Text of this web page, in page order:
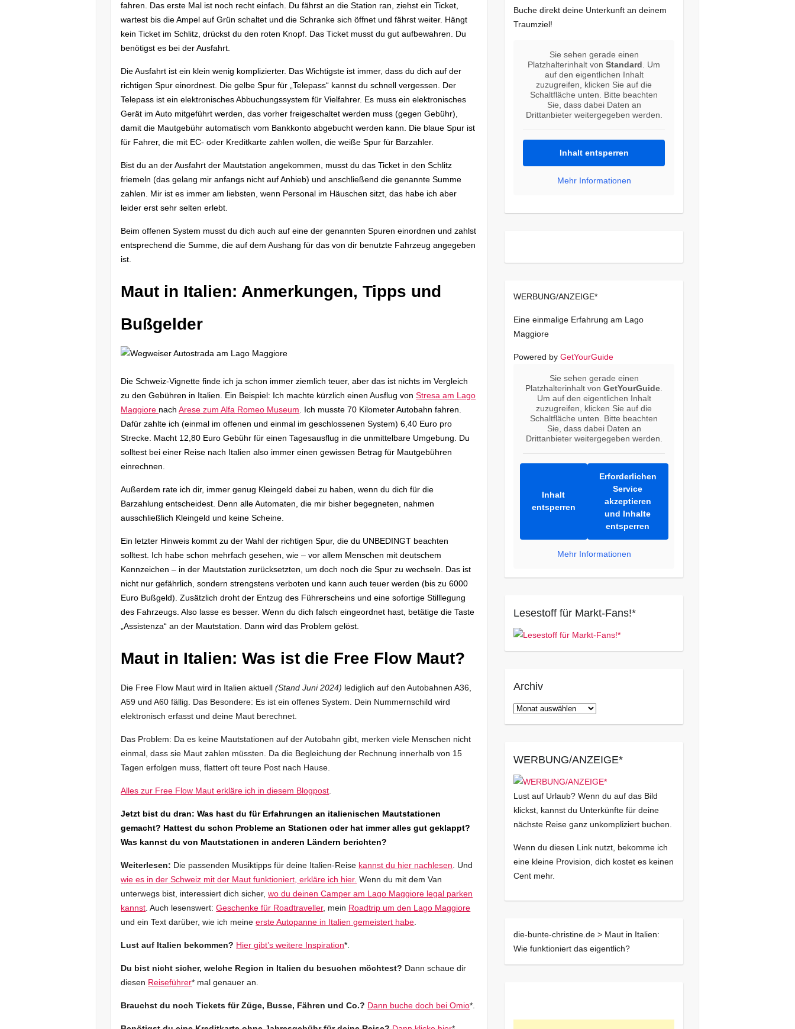
fahren. Das erste Mal ist noch recht einfach. Du fährst an die Station ran, ziehst ein Ticket,
wartest bis die Ampel auf Grün schaltet und die Schranke sich öffnet und fährst weiter. Hängt
kein Ticket im Schlitz, drückst du den roten Knopf. Das Ticket musst du gut aufbewahren. Du
benötigst es bei der Ausfahrt.
Die Ausfahrt ist ein klein wenig komplizierter. Das Wichtigste ist immer, dass du dich auf der
richtigen Spur einordnest. Die gelbe Spur für „Telepass“ kannst du schnell vergessen. Der
Telepass ist ein elektronisches Abbuchungssystem für Vielfahrer. Es muss ein elektronisches
Gerät im Auto mitgeführt werden, das vorher freigeschaltet werden muss (gegen Gebühr),
damit die Mautgebühr automatisch vom Bankkonto abgebucht werden kann. Die blaue Spur ist
für Fahrer, die mit EC- oder Kreditkarte zahlen wollen, die weiße Spur für Barzahler.
Bist du an der Ausfahrt der Mautstation angekommen, musst du das Ticket in den Schlitz
friemeln (das gelang mir anfangs nicht auf Anhieb) und anschließend die genannte Summe
zahlen. Mir ist es immer am liebsten, wenn Personal im Häuschen sitzt, das habe ich aber
leider erst sehr selten erlebt.
Beim offenen System musst du dich auch auf eine der genannten Spuren einordnen und zahlst
entsprechend die Summe, die auf dem Aushang für das von dir benutzte Fahrzeug angegeben
ist.
Maut in Italien: Anmerkungen, Tipps und
Bußgelder
Die Schweiz-Vignette finde ich ja schon immer ziemlich teuer, aber das ist nichts im Vergleich
zu den Gebühren in Italien. Ein Beispiel: Ich machte kürzlich einen Ausflug vonStresa am Lago
Maggiore nachArese zum Alfa Romeo Museum . Ich musste 70 Kilometer Autobahn fahren.
Dafür zahlte ich (einmal im offenen und einmal im geschlossenen System) 6,40 Euro pro
Strecke. Macht 12,80 Euro Gebühr für einen Tagesausflug in die unmittelbare Umgebung. Du
solltest bei einer Reise nach Italien also immer einen gewissen Betrag für Mautgebühren
einrechnen.
Außerdem rate ich dir, immer genug Kleingeld dabei zu haben, wenn du dich für die
Barzahlung entscheidest. Denn alle Automaten, die mir bisher begegneten, nahmen
ausschließlich Kleingeld und keine Scheine.
Ein letzter Hinweis kommt zu der Wahl der richtigen Spur, die du UNBEDINGT beachten
solltest. Ich habe schon mehrfach gesehen, wie – vor allem Menschen mit deutschem
Kennzeichen – in der Mautstation zurücksetzten, um doch noch die Spur zu wechseln. Das ist
nicht nur gefährlich, sondern strengstens verboten und kann auch teuer werden (bis zu 6000
Euro Bußgeld). Zusätzlich droht der Entzug des Führerscheins und eine sofortige Stilllegung
des Fahrzeugs. Also lasse es besser. Wenn du dich falsch eingeordnet hast, betätige die Taste
„Assistenza“ an der Mautstation. Dann wird das Problem gelöst.
Maut in Italien: Was ist die Free Flow Maut?
Die Free Flow Maut wird in Italien aktuell(Stand Juni 2024) lediglich auf den Autobahnen A36,
A59 und A60 fällig. Das Besondere: Es ist ein offenes System. Dein Nummernschild wird
elektronisch erfasst und deine Maut berechnet.
Das Problem: Da es keine Mautstationen auf der Autobahn gibt, merken viele Menschen nicht
einmal, dass sie Maut zahlen müssten. Da die Begleichung der Rechnung innerhalb von 15
Tagen erfolgen muss, flattert oft teure Post nach Hause.
Alles zur Free Flow Maut erkläre ich in diesem Blogpost
Jetzt bist du dran: Was hast du für Erfahrungen an italienischen Mautstationen
gemacht? Hattest du schon Probleme an Stationen oder hat immer alles gut geklappt?
Was kannst du von Mautstationen in anderen Ländern berichten?
Weiterlesen: Die passenden Musiktipps für deine Italien-Reise kannst du hier nachlesen . Und
wie es in der Schweiz mit der Maut funktioniert, erkläre ich hier. Wenn du mit dem Van
unterwegs bist, interessiert dich sicher,wo du deinen Camper am Lago Maggiore legal parken
kannst . Auch lesenswert:Geschenke für Roadtraveller, mein Roadtrip um den Lago Maggiore
und ein Text darüber, wie ich meineerste Autopanne in Italien gemeistert habe
Lust auf Italien bekommen? Hier gibt’s weitere Inspiration*.
Du bist nicht sicher, welche Region in Italien du besuchen möchtest? Dann schaue dir
diesen Reiseführer* mal genauer an.
Brauchst du noch Tickets für Züge, Busse, Fähren und Co.? Dann buche doch bei Omio*.
Buche direkt deine Unterkunft an deinem
Traumziel!
Sie sehen gerade einen
Platzhalterinhalt vonStandard . Um
auf den eigentlichen Inhalt
zuzugreifen, klicken Sie auf die
Schaltfläche unten. Bitte beachten
Sie, dass dabei Daten an
Drittanbieter weitergegeben werden.
Inhalt entsperren
Mehr Informationen
WERBUNG/ANZEIGE*
Eine einmalige Erfahrung am Lago
Maggiore
Powered by GetYourGuide
Sie sehen gerade einen
Platzhalterinhalt vonGetYourGuide
Um auf den eigentlichen Inhalt
zuzugreifen, klicken Sie auf die
Schaltfläche unten. Bitte beachten
Sie, dass dabei Daten an
Drittanbieter weitergegeben werden.
Inhalt
entsperren
Erforderlichen
Service
akzeptieren
und Inhalte
entsperren
Mehr Informationen
Lesestoff für Markt-Fans!*
Archiv
Archiv
WERBUNG/ANZEIGE*
Lust auf Urlaub? Wenn du auf das Bild
klickst, kannst du Unterkünfte für deine
nächste Reise ganz unkompliziert buchen.
Wenn du diesen Link nutzt, bekomme ich
eine kleine Provision, dich kostet es keinen
Cent mehr.
die-bunte-christine.de > Maut in Italien:
Wie funktioniert das eigentlich?